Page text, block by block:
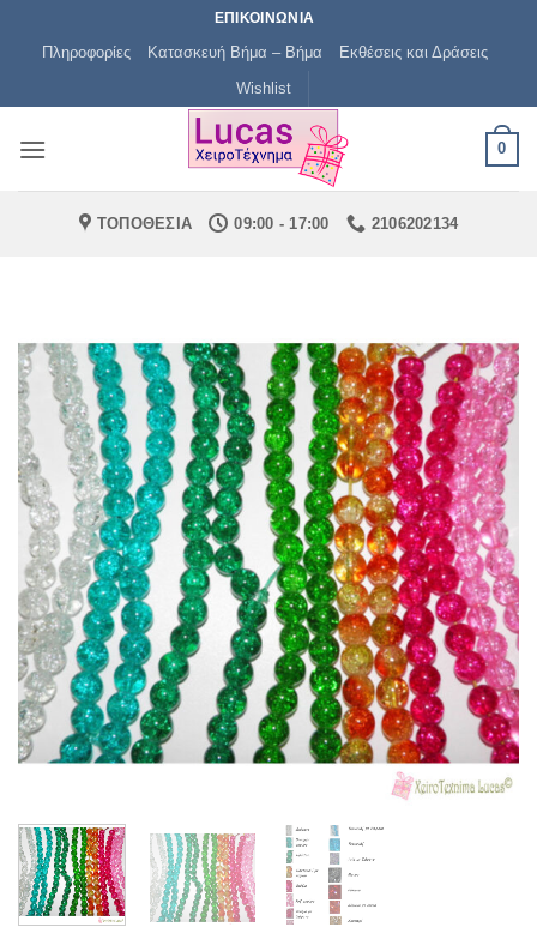
ΕΠΙΚΟΙΝΩΝΙΑ
Πληροφορίες Κατασκευή Βήμα – Βήμα
Εκθέσεις και Δράσεις
Wishlist
0
ΤΟΠΟΘΕΣΙΑ 09:00 - 17:00 2106202134